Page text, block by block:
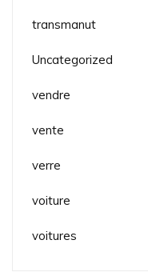
transmanut
Uncategorized
vendre
vente
verre
voiture
voitures